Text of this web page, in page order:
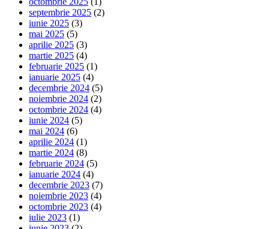
septembrie 2025 (2)
iunie 2025 (3)
mai 2025 (5)
aprilie 2025 (3)
martie 2025 (4)
februarie 2025 (1)
ianuarie 2025 (4)
decembrie 2024 (5)
noiembrie 2024 (2)
octombrie 2024 (4)
iunie 2024 (5)
mai 2024 (6)
aprilie 2024 (1)
martie 2024 (8)
februarie 2024 (5)
ianuarie 2024 (4)
decembrie 2023 (7)
noiembrie 2023 (4)
octombrie 2023 (4)
iulie 2023 (1)